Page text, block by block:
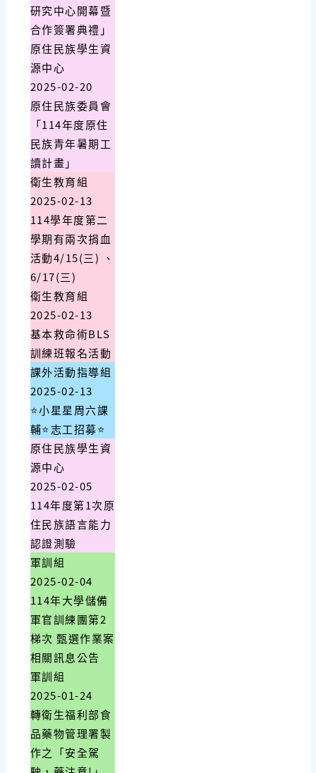
研究中心開幕暨
合作簽署典禮」
原住民族學生資
源中心
2025-02-20
原住民族委員會
「114年度原住
民族青年暑期工
讀計畫」
衛生教育組
2025-02-13
114學年度第二
學期有兩次捐血
活動4/15(三) 、
6/17(三)
衛生教育組
2025-02-13
基本救命術BLS
訓練班報名活動
課外活動指導組
2025-02-13
⭐小星星周六課
輔⭐志工招募⭐
原住民族學生資
源中心
2025-02-05
114年度第1次原
住民族語言能力
認證測驗
軍訓組
2025-02-04
114年大學儲備
軍官訓練團第2
梯次 甄選作業案
相關訊息公告
軍訓組
2025-01-24
轉衛生福利部食
品藥物管理署製
作之「安全駕